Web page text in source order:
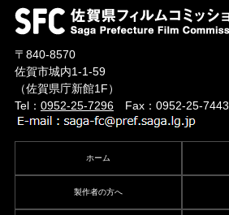
〒840-8570
佐賀市城内1-1-59
（佐賀県庁新館1F）
Tel： 0952-25-7296Fax：0952-25-7443
ホーム
製作者の方へ